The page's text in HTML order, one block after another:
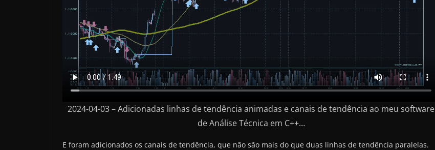
2024-04-03 – Adicionadas linhas de tendência animadas e canais de tendência ao meu software
de Análise Técnica em C++…
E foram adicionados os canais de tendência, que não são mais do que duas linhas de tendência paralelas.